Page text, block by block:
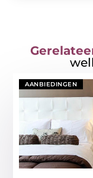
AANBIEDINGEN